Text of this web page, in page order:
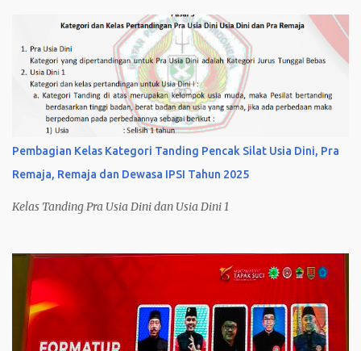
Pembagian Kelas Kategori Tanding Pencak Silat Usia Dini, Pra
Remaja, Remaja dan Dewasa IPSI Tahun 2025
Kelas Tanding Pra Usia Dini dan Usia Dini 1